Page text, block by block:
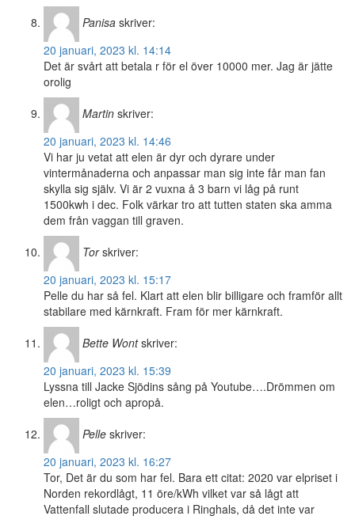
Panisa skriver:
20 januari, 2023 kl. 14:14
Det är svårt att betala r för el över 10000 mer. Jag är jätte
orolig
Martin skriver:
20 januari, 2023 kl. 14:46
Vi har ju vetat att elen är dyr och dyrare under
vintermånaderna och anpassar man sig inte får man fan
skylla sig själv. Vi är 2 vuxna å 3 barn vi låg på runt
1500kwh i dec. Folk värkar tro att tutten staten ska amma
dem från vaggan till graven.
Tor skriver:
20 januari, 2023 kl. 15:17
Pelle du har så fel. Klart att elen blir billigare och framför allt
stabilare med kärnkraft. Fram för mer kärnkraft.
Bette Wont skriver:
20 januari, 2023 kl. 15:39
Lyssna till Jacke Sjödins sång på Youtube….Drömmen om
elen…roligt och apropå.
Pelle skriver:
20 januari, 2023 kl. 16:27
Tor, Det är du som har fel. Bara ett citat: 2020 var elpriset i
Norden rekordlågt, 11 öre/kWh vilket var så lågt att
Vattenfall slutade producera i Ringhals, då det inte var